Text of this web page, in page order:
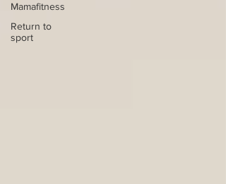
Mamafitness
Return to
sport